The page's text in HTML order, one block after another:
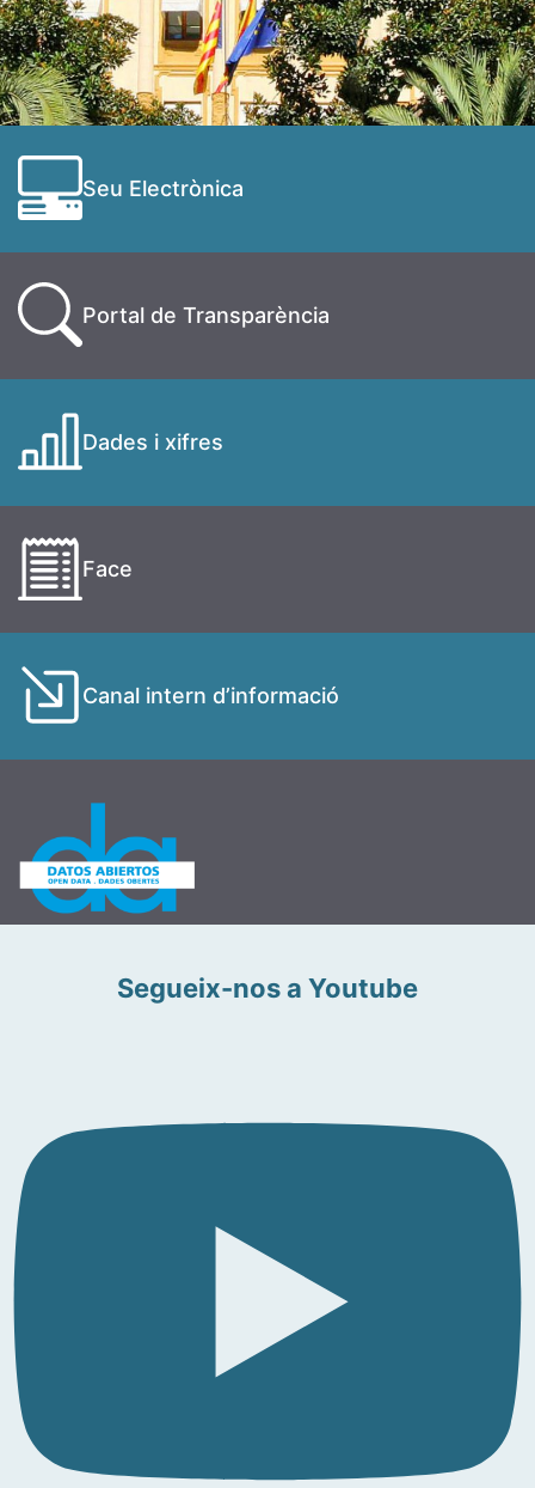
Seu Electrònica
Portal de Transparència
Dades i xifres
Face
Canal intern d’informació
Segueix-nos a Youtube